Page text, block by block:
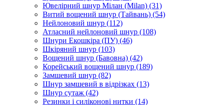
Ювелірний шнур Мілан (Milan) (31)
Витий вощений шнур (Тайвань) (54)
Нейлоновий шнур (112)
Атласний нейлоновий шнур (108)
Шнури Екошкіра (ПУ) (46)
Шкіряний шнур (103)
Вощений шнур (Бавовна) (42)
Корейський вощений шнур (189)
Замшевий шнур (82)
Шнур замшевий в відрізках (13)
Шнур сутаж (42)
Резинки і силіконові нитки (14)